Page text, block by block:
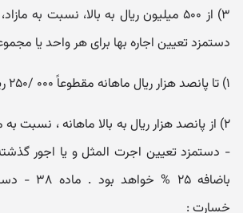
دستمزد تعیین اجاره بها برای هر واحد یا
۱) تا پانصد هزار ریال ماهانه مقطوعاً ۰۰۰ /۲۵۰ ریال
۲) از پانصد هزار ریال به بالا ماهانه ، نسبت
- دستمزد تعیین اجرت المثل و یا اجور
باضافه ۲۵
خسارت :